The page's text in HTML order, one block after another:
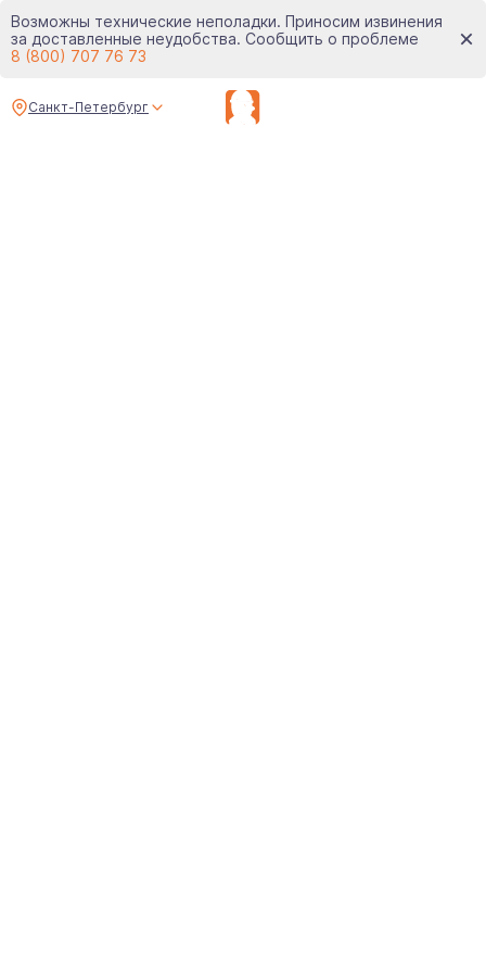
Возможны технические неполадки. Приносим извинения
за доставленные неудобства. Сообщить о проблеме
8 (800) 707 76 73
Санкт-Петербург